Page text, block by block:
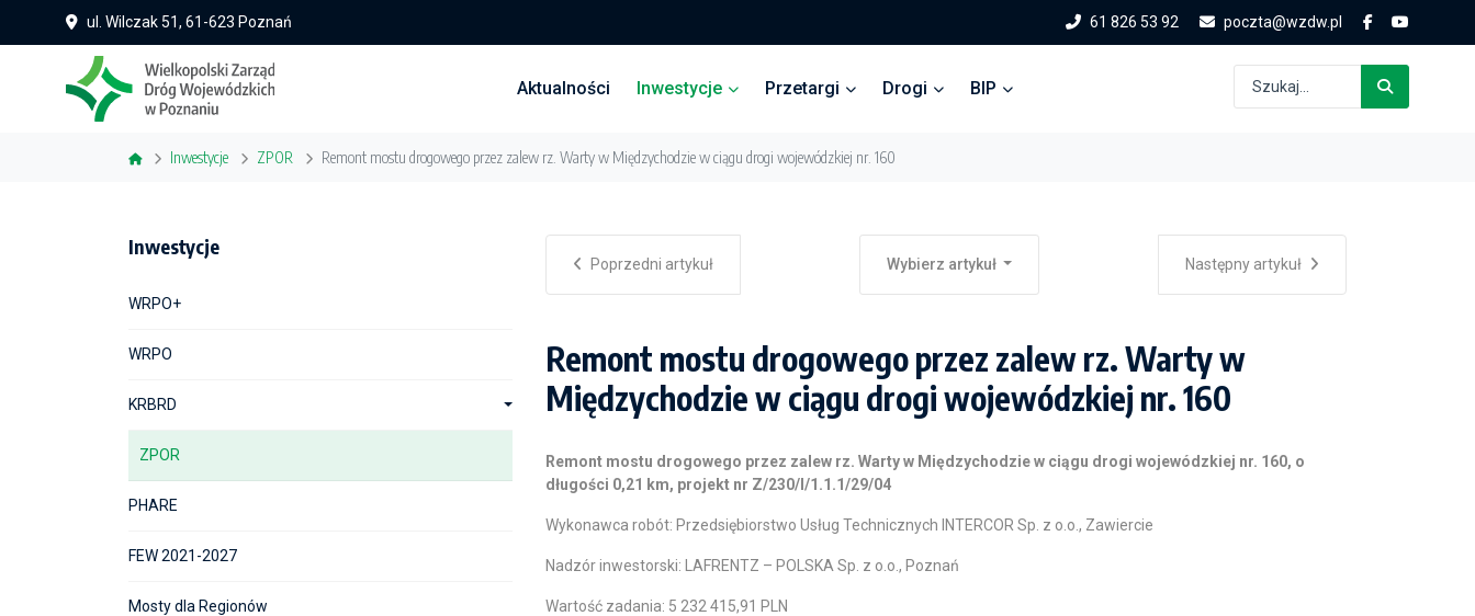
ul. Wilczak 51, 61-623 Poznań 61 826 53 92 poczta@wzdw.pl
Aktualności Inwestycje Przetargi Drogi BIP
Inwestycje ZPOR Remont mostu drogowego przez zalew rz. Warty w Międzychodzie w ciągu drogi wojewódzkiej nr. 160
Inwestycje
WRPO+
WRPO
KRBRD
ZPOR
PHARE
FEW 2021-2027
Mosty dla Regionów
Poprzedni artykuł Wybierz artykuł Następny artykuł
Remont mostu drogowego przez zalew rz. Warty w
Międzychodzie w ciągu drogi wojewódzkiej nr. 160
Remont mostu drogowego przez zalew rz. Warty w Międzychodzie w ciągu drogi wojewódzkiej nr. 160, o
długości 0,21 km, projekt nr Z/230/I/1.1.1/29/04
Wykonawca robót: Przedsiębiorstwo Usług Technicznych INTERCOR Sp. z o.o., Zawiercie
Nadzór inwestorski: LAFRENTZ – POLSKA Sp. z o.o., Poznań
Wartość zadania: 5 232 415,91 PLN